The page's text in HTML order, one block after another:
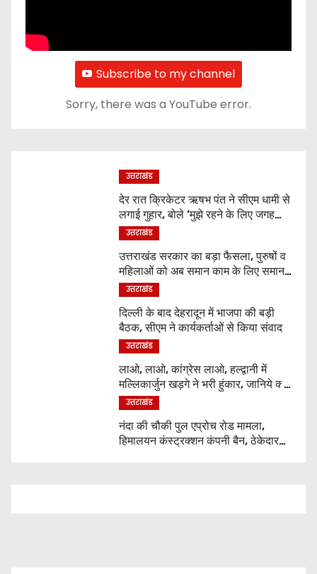
Subscribe to my channel
Sorry, there was a YouTube error.
उत्तराखंड
देर रात क्रिकेटर ऋषभ पंत ने सीएम धामी से
लगाई गुहार, बोले ‘मुझे रहने के लिए जगह
नहीं मिल रही’
उत्तराखंड
उत्तराखंड सरकार का बड़ा फैसला, पुरुषों व
महिलाओं को अब समान काम के लिए समान
वेतन
उत्तराखंड
दिल्ली के बाद देहरादून में भाजपा की बड़ी
बैठक, सीएम ने कार्यकर्ताओं से किया संवाद
उत्तराखंड
लाओ, लाओ, कांग्रेस लाओ, हल्द्वानी में
मल्लिकार्जुन खड़गे ने भरी हुंकार, जानिये क्या
कुछ कहा
उत्तराखंड
नंदा की चौकी पुल एप्रोच रोड मामला,
हिमालयन कंस्ट्रक्शन कंपनी बैन, ठेकेदार